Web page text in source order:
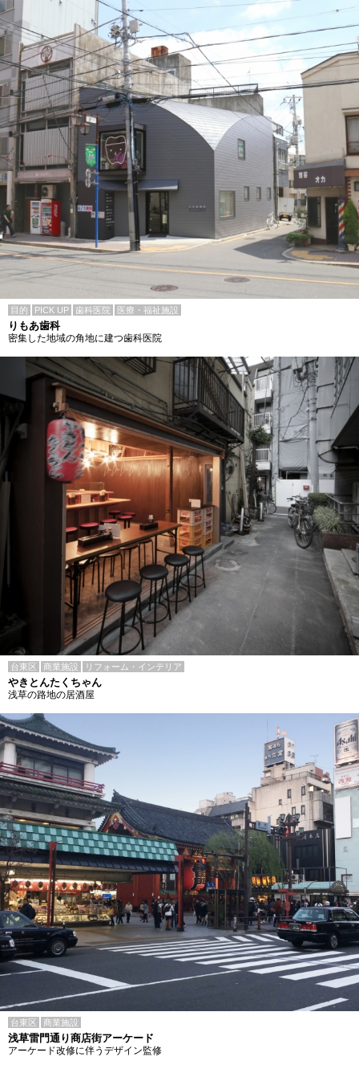
目的 PICK UP 歯科医院 医療・福祉施設
りもあ歯科
密集した地域の角地に建つ歯科医院
台東区 商業施設 リフォーム・インテリア
やきとんたくちゃん
浅草の路地の居酒屋
台東区 商業施設
浅草雷門通り商店街アーケード
アーケード改修に伴うデザイン監修